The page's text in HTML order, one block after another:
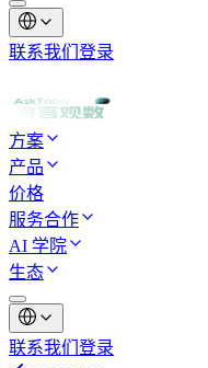
联系我们 登录
方案
产品
价格
服务合作
AI 学院
生态
联系我们 登录